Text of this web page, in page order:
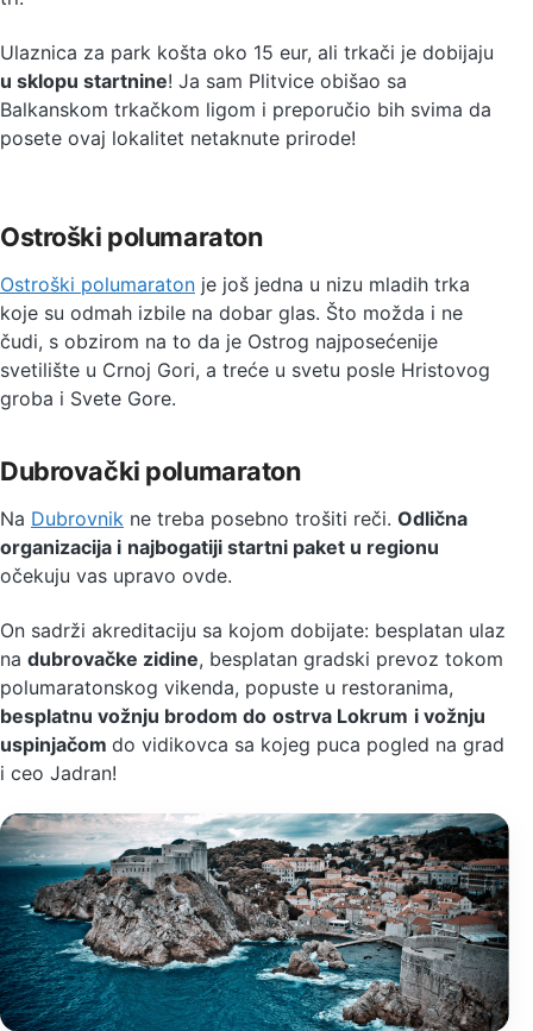
Ulaznica za park košta oko 15 eur, ali trkači je dobijaju
u sklopu startnine! Ja sam Plitvice obišao sa
Balkanskom trkačkom ligom i preporučio bih svima da
posete ovaj lokalitet netaknute prirode!
Ostroški polumaraton
Ostroški polumaraton je još jedna u nizu mladih trka
koje su odmah izbile na dobar glas. Što možda i ne
čudi, s obzirom na to da je Ostrog najposećenije
svetilište u Crnoj Gori, a treće u svetu posle Hristovog
groba i Svete Gore.
Dubrovački polumaraton
Na Dubrovnik ne treba posebno trošiti reči. Odlična
organizacija i najbogatiji startni paket u regionu
očekuju vas upravo ovde.
On sadrži akreditaciju sa kojom dobijate: besplatan ulaz
na dubrovačke zidine, besplatan gradski prevoz tokom
polumaratonskog vikenda, popuste u restoranima,
besplatnu vožnju brodom do ostrva Lokrum i vožnju
uspinjačom do vidikovca sa kojeg puca pogled na grad
i ceo Jadran!